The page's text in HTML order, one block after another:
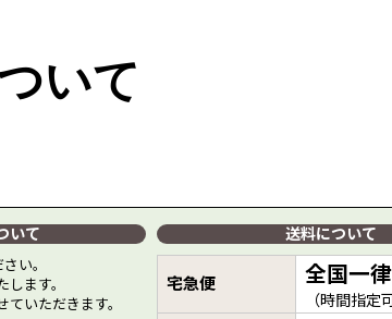
いて
いて
い。
ます。
いただきます。
送料について
宅急便 全国一
（時間指定